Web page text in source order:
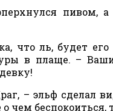
пивом,
что ль, будет
в плаще. –
– эльф сделал
о чем беспокоиться,